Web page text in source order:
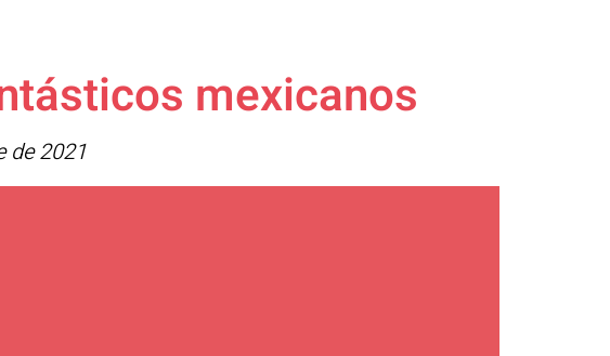
mexicanos
de 2021